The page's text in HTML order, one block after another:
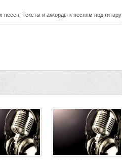
песен Тексты и аккорды к песням под гитару